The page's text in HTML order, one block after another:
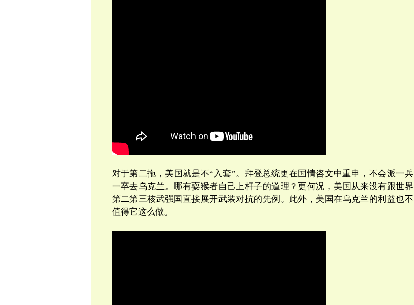
对于第二拖，美国就是不“ 入套”。拜登总统更在国情咨文中重申，不会派一兵
一卒去乌克兰。哪有耍猴者自己上杆子的道理？更何况，美国从来没有跟世界
第二第三核武强国直接展开武装对抗的先例。此外，美国在乌克兰的利益也不
值得它这么做。